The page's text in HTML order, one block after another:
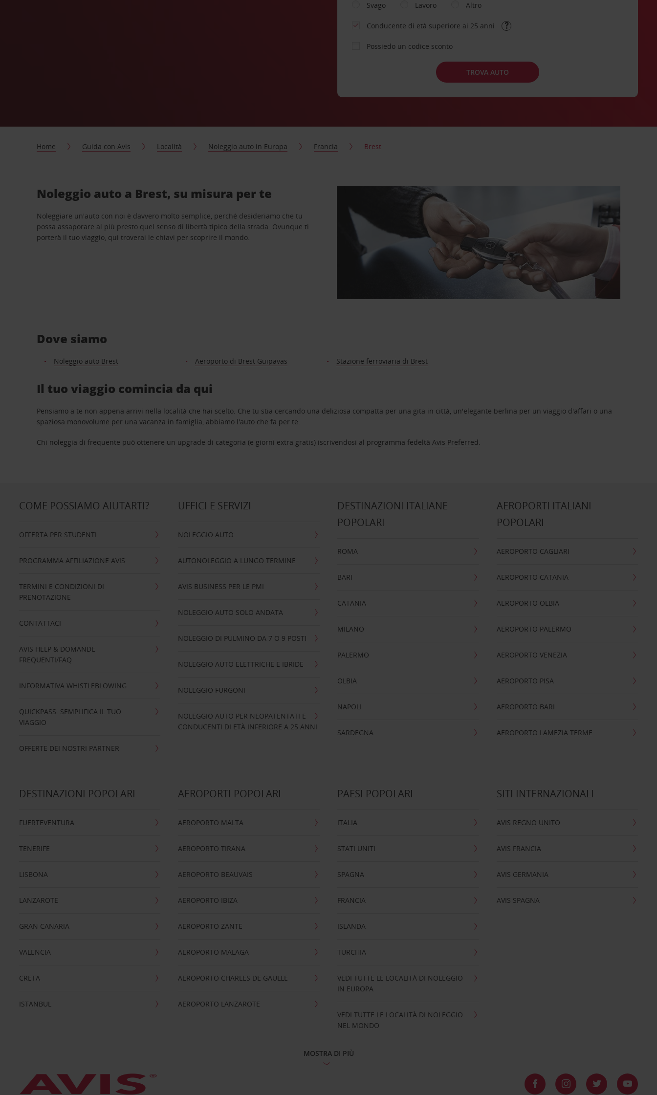
Svago
Lavoro Altro
Conducente di età superiore ai 25 anni
Possiedo un codice sconto
TROVA AUTO
Home Guida con Avis Località Noleggio auto in Europa Francia Brest
Noleggio auto a Brest, su misura per te
Noleggiare un'auto con noi è davvero molto semplice, perché desideriamo che tu
possa assaporare al più presto quel senso di libertà tipico della strada. Ovunque ti
porterà il tuo viaggio, qui troverai le chiavi per scoprire il mondo.
Dove siamo
Noleggio auto Brest Aeroporto di Brest Guipavas Stazione ferroviaria di Brest
Il tuo viaggio comincia da qui
Pensiamo a te non appena arrivi nella località che hai scelto. Che tu stia cercando una deliziosa compatta per una gita in città, un'elegante berlina per un viaggio d'affari o una
spaziosa monovolume per una vacanza in famiglia, abbiamo l'auto che fa per te.
Chi noleggia di frequente può ottenere un upgrade di categoria (e giorni extra gratis) iscrivendosi al programma fedeltàAvis Preferred.
COME POSSIAMO AIUTARTI?
OFFERTA PER STUDENTI
PROGRAMMA AFFILIAZIONE AVIS
TERMINI E CONDIZIONI DI
PRENOTAZIONE
CONTATTACI
AVIS HELP & DOMANDE
FREQUENTI/FAQ
INFORMATIVA WHISTLEBLOWING
QUICKPASS: SEMPLIFICA IL TUO
VIAGGIO
OFFERTE DEI NOSTRI PARTNER
UFFICI E SERVIZI
NOLEGGIO AUTO
AUTONOLEGGIO A LUNGO TERMINE
AVIS BUSINESS PER LE PMI
NOLEGGIO AUTO SOLO ANDATA
NOLEGGIO DI PULMINO DA 7 O 9 POSTI
NOLEGGIO AUTO ELETTRICHE E IBRIDE
NOLEGGIO FURGONI
NOLEGGIO AUTO PER NEOPATENTATI E
CONDUCENTI DI ETÀ INFERIORE A 25 ANNI
DESTINAZIONI ITALIANE
POPOLARI
ROMA
BARI
CATANIA
MILANO
PALERMO
OLBIA
NAPOLI
SARDEGNA
AEROPORTI ITALIANI
POPOLARI
AEROPORTO CAGLIARI
AEROPORTO CATANIA
AEROPORTO OLBIA
AEROPORTO PALERMO
AEROPORTO VENEZIA
AEROPORTO PISA
AEROPORTO BARI
AEROPORTO LAMEZIA TERME
DESTINAZIONI POPOLARI
FUERTEVENTURA
TENERIFE
LISBONA
LANZAROTE
GRAN CANARIA
VALENCIA
CRETA
ISTANBUL
AEROPORTI POPOLARI
AEROPORTO MALTA
AEROPORTO TIRANA
AEROPORTO BEAUVAIS
AEROPORTO IBIZA
AEROPORTO ZANTE
AEROPORTO MALAGA
AEROPORTO CHARLES DE GAULLE
AEROPORTO LANZAROTE
PAESI POPOLARI
ITALIA
STATI UNITI
SPAGNA
FRANCIA
ISLANDA
TURCHIA
VEDI TUTTE LE LOCALITÀ DI NOLEGGIO
IN EUROPA
VEDI TUTTE LE LOCALITÀ DI NOLEGGIO
NEL MONDO
SITI INTERNAZIONALI
AVIS REGNO UNITO
AVIS FRANCIA
AVIS GERMANIA
AVIS SPAGNA
MOSTRA DI PIÙ